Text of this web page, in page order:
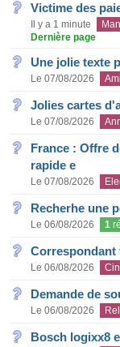
Victime des
Il y a 1 minute
Dernière page
Une jolie texte
Le 07/08/2026
Jolies cartes
Le 07/08/2026
France : Offre
rapide e
Le 07/08/2026
Recherhe une
Le 06/08/2026 1
Correspondant
Le 06/08/2026
Demande de
Le 06/08/2026
Bosch logixx8